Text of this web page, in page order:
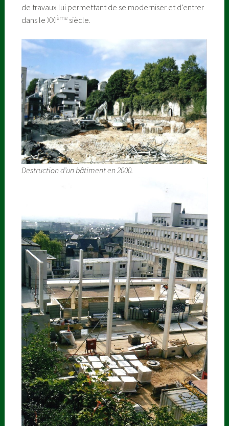
de travaux lui permettant de se moderniser et d’entrer
dans le XXIèmesiècle.
Destruction d’un bâtiment en 2000.